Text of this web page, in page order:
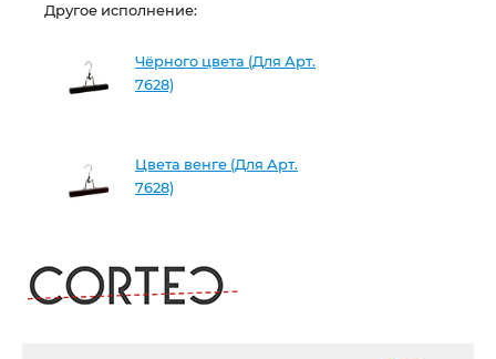
Другое исполнение:
Чёрного цвета (Для Арт.
7628)
Цвета венге (Для Арт.
7628)